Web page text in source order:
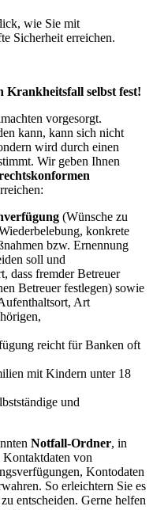
wie Sie mit
Sicherheit erreichen.
Krankheitsfall selbst fest!
vorgesorgt.
kann, kann sich nicht
wird durch einen
Wir geben Ihnen
(Wünsche zu
konkrete
bzw. Ernennung
soll und
dass fremder Betreuer
Betreuer festlegen) sowie
Art
reicht für Banken oft
mit Kindern unter 18
und
Notfall-Ordner, in
Kontaktdaten von
Kontodaten
So erleichtern Sie es
entscheiden. Gerne helfen